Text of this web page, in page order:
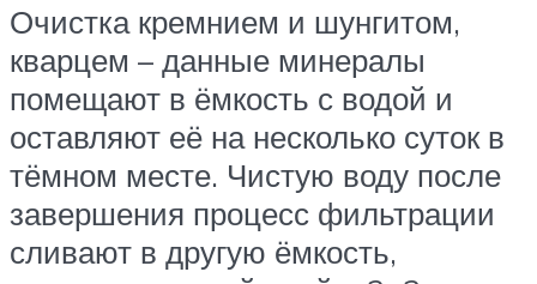
Очистка кремнием и шунгитом,
кварцем – данные минералы
помещают в ёмкость с водой и
оставляют её на несколько суток в
тёмном месте. Чистую воду после
завершения процесс фильтрации
сливают в другую ёмкость,